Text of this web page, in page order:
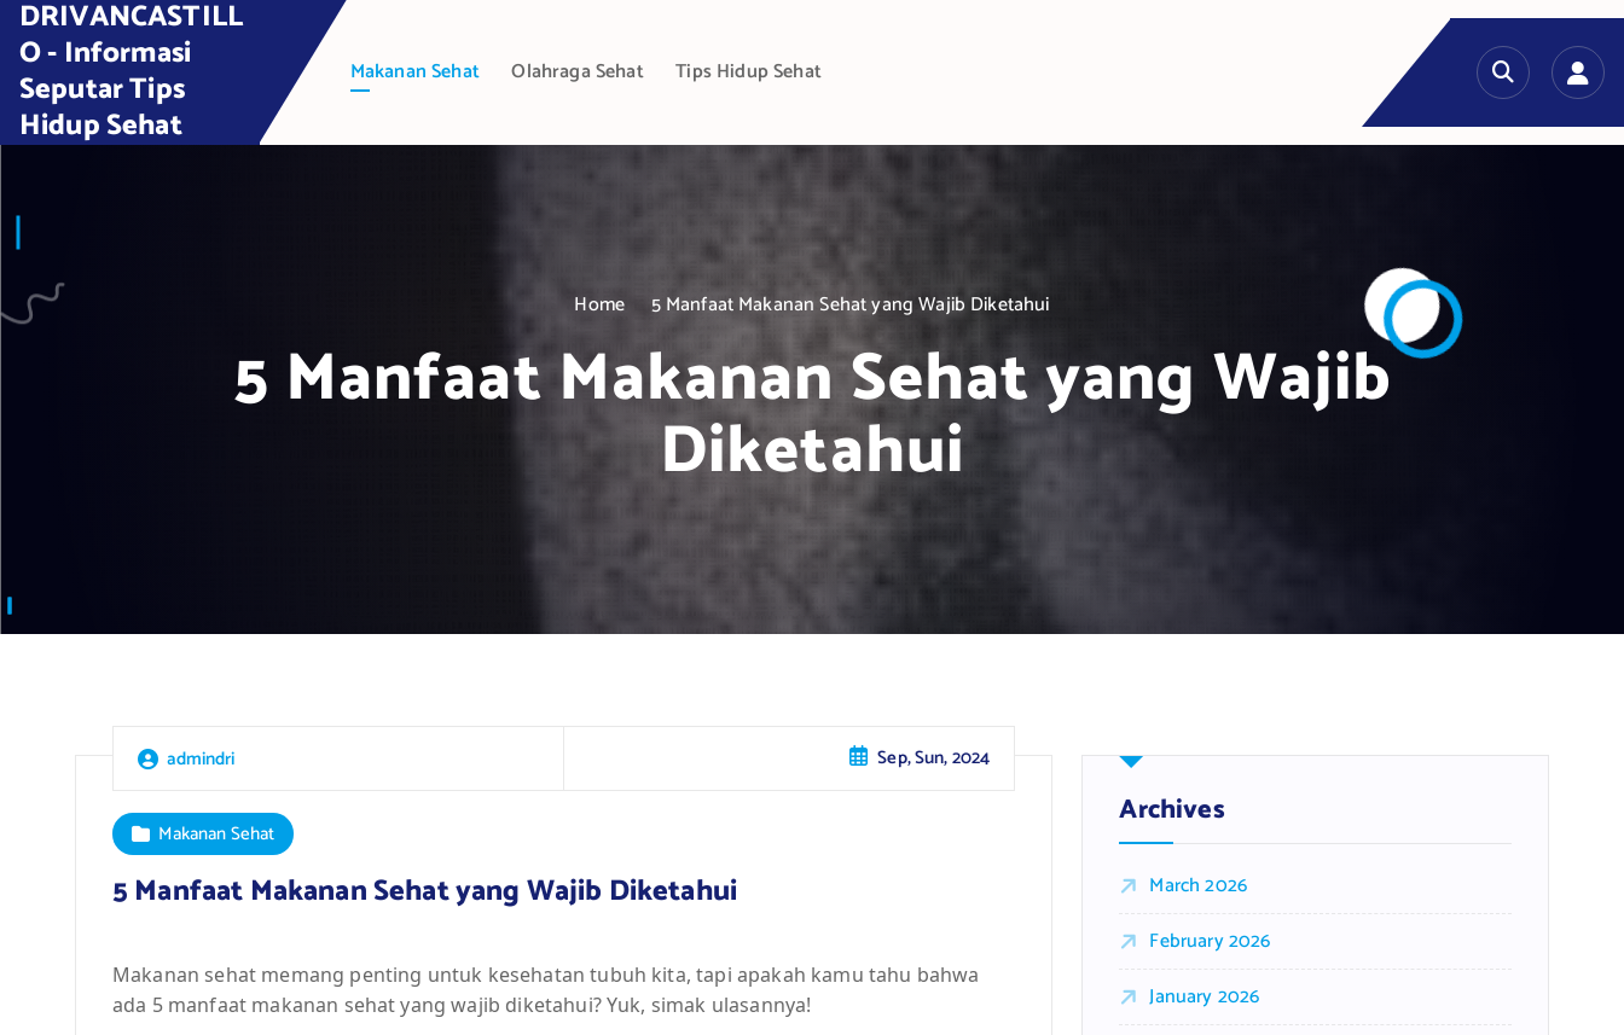
e
DRIVANCASTILL
O - Informasi
Seputar Tips
Hidup Sehat
Makanan Sehat Olahraga Sehat Tips Hidup Sehat
Home 5 Manfaat Makanan Sehat yang Wajib Diketahui
5 Manfaat Makanan Sehat yang Wajib
Diketahui
admindri Sep, Sun, 2024
Makanan Sehat
5 Manfaat Makanan Sehat yang Wajib Diketahui
Makanan sehat memang penting untuk kesehatan tubuh kita, tapi apakah kamu tahu bahwa
ada 5 manfaat makanan sehat yang wajib diketahui? Yuk, simak ulasannya!
Archives
March 2026
February 2026
January 2026